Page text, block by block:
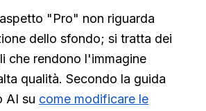
"Pro" non riguarda
dello sfondo; si tratta dei
che rendono l'immagine
qualità. Secondo la guida
AI su come modificare le